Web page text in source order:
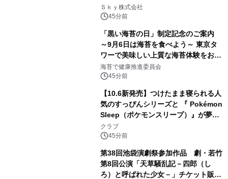
業務実態を分析し労務改善を支援。 藤
原竜也メイキング動画公開 「もしAIが
る自信がある」「昨年の夏はカブトム
シを捕まえたり、虫と戦ったり…」
Ｓｋｙ株式会社
45分前
「黒い海苔の日」制定記念のご案内
～9月6日は海苔を食べよう～ 東京タ
ワーで美味しい上質な海苔体験をお届
けします！
海苔で健康推進委員会
45分前
【10.6新発売】つけたまま寝られる人
気のすっぴんシリーズと 『 Pokémon
Sleep（ポケモンスリープ）』が夢の
コラボレーション！
クラブ
45分前
第38回池袋演劇祭参加作品 劇・若竹
第8回公演「天草騒乱記－四郎（し
ろ）と呼ばれた少女－」チケット販売